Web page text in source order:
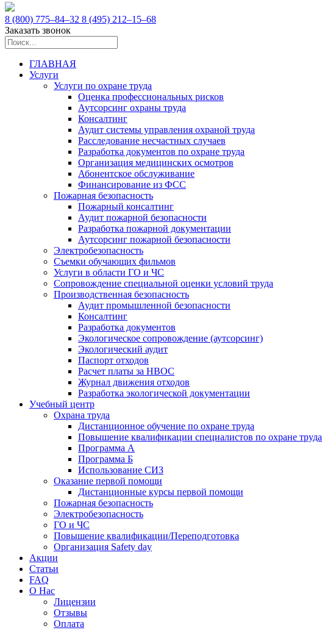
8 (800) 775–84–32 8 (495) 212–15–68
Заказать звонок
ГЛАВНАЯ
Услуги
Услуги по охране труда
Оценка профессиональных рисков
Аутсорсинг охраны труда
Консалтинг
Аудит системы управления охраной труда
Расследование несчастных случаев
Разработка документов по охране труда
Организация медицинских осмотров
Абонентское обслуживание
Финансирование из ФСС
Пожарная безопасность
Пожарный консалтинг
Аудит пожарной безопасности
Разработка пожарной документации
Аутсорсинг пожарной безопасности
Электробезопасность
Съемки обучающих фильмов
Услуги в области ГО и ЧС
Сопровождение специальной оценки условий труда
Производственная безопасность
Аудит промышленной безопасности
Консалтинг
Разработка документов
Экологическое сопровождение (аутсорсинг)
Экологический аудит
Паспорт отходов
Расчет платы за НВОС
Журнал движения отходов
Разработка экологической документации
Учебный центр
Охрана труда
Дистанционное обучение по охране труда
Повышение квалификации специалистов по охране труда
Программа А
Программа Б
Использование СИЗ
Оказание первой помощи
Дистанционные курсы первой помощи
Пожарная безопасность
Электробезопасность
ГО и ЧС
Повышение квалификации/Переподготовка
Организация Safety day
Акции
Статьи
FAQ
О Нас
Лицензии
Отзывы
Оплата